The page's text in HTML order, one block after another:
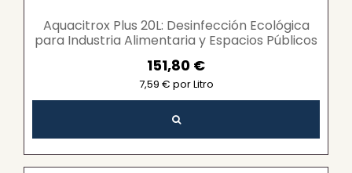
Aquacitrox Plus 20L: Desinfección Ecológica
para Industria Alimentaria y Espacios Públicos
151,80 €
7,59 € por Litro